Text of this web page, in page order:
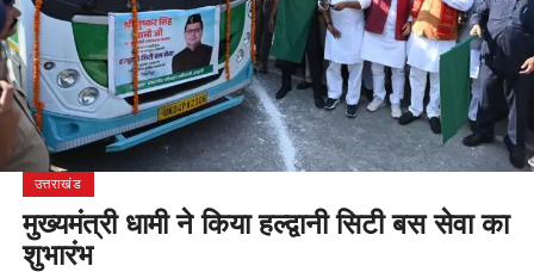
उत्तराखंड
मुख्यमंत्री धामी ने किया हल्द्वानी सिटी बस सेवा का
शुभारंभ